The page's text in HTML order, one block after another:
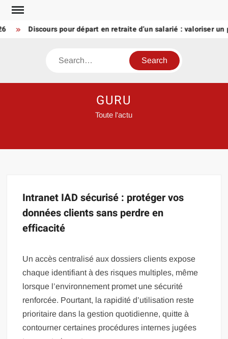
Skip
content
Discours pour départ en retraite d’un salarié : valoriser
Search
GURU
Toute l'actu
Intranet IAD sécurisé : protéger vos
données clients sans perdre en
efficacité
Un accès centralisé aux dossiers clients expose
chaque identifiant à des risques multiples, même
lorsque l’environnement promet une sécurité
renforcée. Pourtant, la rapidité d’utilisation reste
prioritaire dans la gestion quotidienne, quitte à
contourner certaines procédures internes jugées